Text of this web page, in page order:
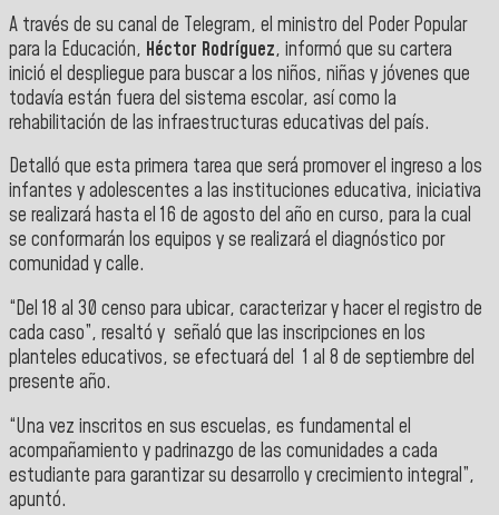
A través de su canal de Telegram, el ministro del Poder Popular
para la Educación, Héctor Rodríguez, informó que su cartera
inició el despliegue para buscar a los niños, niñas y jóvenes que
todavía están fuera del sistema escolar, así como la
rehabilitación de las infraestructuras educativas del país.
Detalló que esta primera tarea que será promover el ingreso a los
infantes y adolescentes a las instituciones educativa, iniciativa
se realizará hasta el 16 de agosto del año en curso, para la cual
se conformarán los equipos y se realizará el diagnóstico por
comunidad y calle.
“Del 18 al 30 censo para ubicar, caracterizar y hacer el registro de
cada caso”, resaltó y señaló que las inscripciones en los
planteles educativos, se efectuará del 1 al 8 de septiembre del
presente año.
“Una vez inscritos en sus escuelas, es fundamental el
acompañamiento y padrinazgo de las comunidades a cada
estudiante para garantizar su desarrollo y crecimiento integral”,
apuntó.